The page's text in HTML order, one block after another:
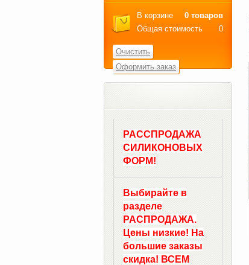
В корзине
0 товаров
Общая стоимость
0
Очистить
Оформить заказ
РАССПРОДАЖА
СИЛИКОНОВЫХ
ФОРМ!
Выбирайте в
разделе
РАСПРОДАЖА.
Цены низкие! На
большие заказы
скидка! ВСЕМ